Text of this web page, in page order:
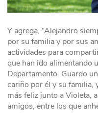
Y agrega, “Alejandro
por su familia y por sus
actividades para
que han ido alimentando
Departamento. Guardo
cariño por él y su familia,
más feliz junto a Violeta,
amigos, entre los que